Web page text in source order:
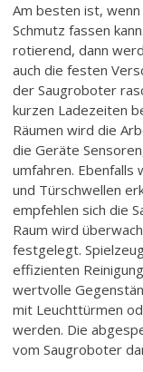
Am besten ist,
Schmutz fassen
rotierend, dann
auch die festen
der Saugroboter
kurzen Ladezeiten
Räumen wird die
die Geräte
umfahren. Ebenfalls
und Türschwellen
empfehlen sich die
Raum wird
festgelegt.
effizienten
wertvolle
mit Leuchttürmen
werden. Die
vom Saugroboter